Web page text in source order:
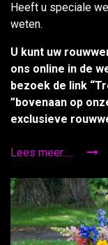
Heeft u speciale
weten.
U kunt uw
ons online in de
bezoek de link
”bovenaan op
exclusieve
Lees meer.....